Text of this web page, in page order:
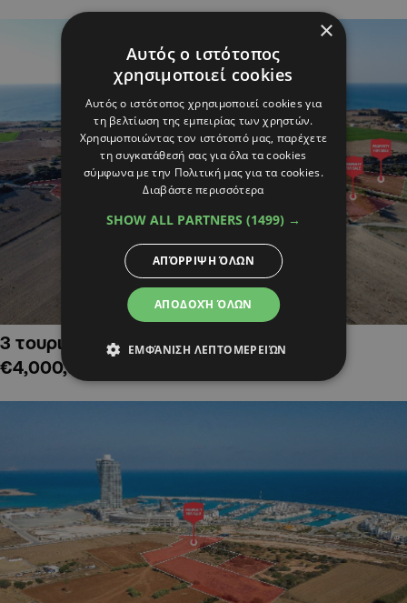
3 τουριστικά χωράφια στην Αλαμινό,
€4,000,000
×
Αυτός ο ιστότοπος
χρησιμοποιεί cookies
Αυτός ο ιστότοπος χρησιμοποιεί cookies για
τη βελτίωση της εμπειρίας των χρηστών.
Χρησιμοποιώντας τον ιστότοπό μας, παρέχετε
τη συγκατάθεσή σας για όλα τα cookies
σύμφωνα με την Πολιτική μας για τα cookies.
Διαβάστε περισσότερα
SHOW ALL PARTNERS (1499) →
ΑΠΟΔΟΧΉ ΌΛΩΝ
ΑΠΌΡΡΙΨΗ ΌΛΩΝ
ΕΜΦΆΝΙΣΗ ΛΕΠΤΟΜΕΡΕΙΏΝ